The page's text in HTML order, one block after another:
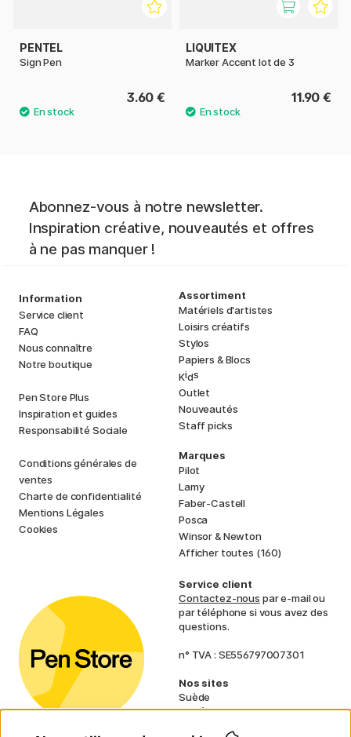
PENTEL
Sign Pen
3.60 €
LIQUITEX
Marker Accent lot de 3
11.90 €
Abonnez-vous à notre newsletter.
Inspiration créative, nouveautés et offres
à ne pas manquer !
Information
Service client
FAQ
Nous connaître
Notre boutique
Pen Store Plus
Inspiration et guides
Responsabilité Sociale
Conditions générales de
ventes
Charte de confidentialité
Mentions Légales
Cookies
Assortiment
Matériels d'artistes
Loisirs créatifs
Stylos
Papiers & Blocs
Kids
Outlet
Nouveautés
Staff picks
Marques
Pilot
Lamy
Faber-Castell
Posca
Winsor & Newton
Afficher toutes (160)
Service client
Contactez-nous par e-mail ou
par téléphone si vous avez des
questions.
n° TVA : SE556797007301
Nos sites
Suède
Norvège